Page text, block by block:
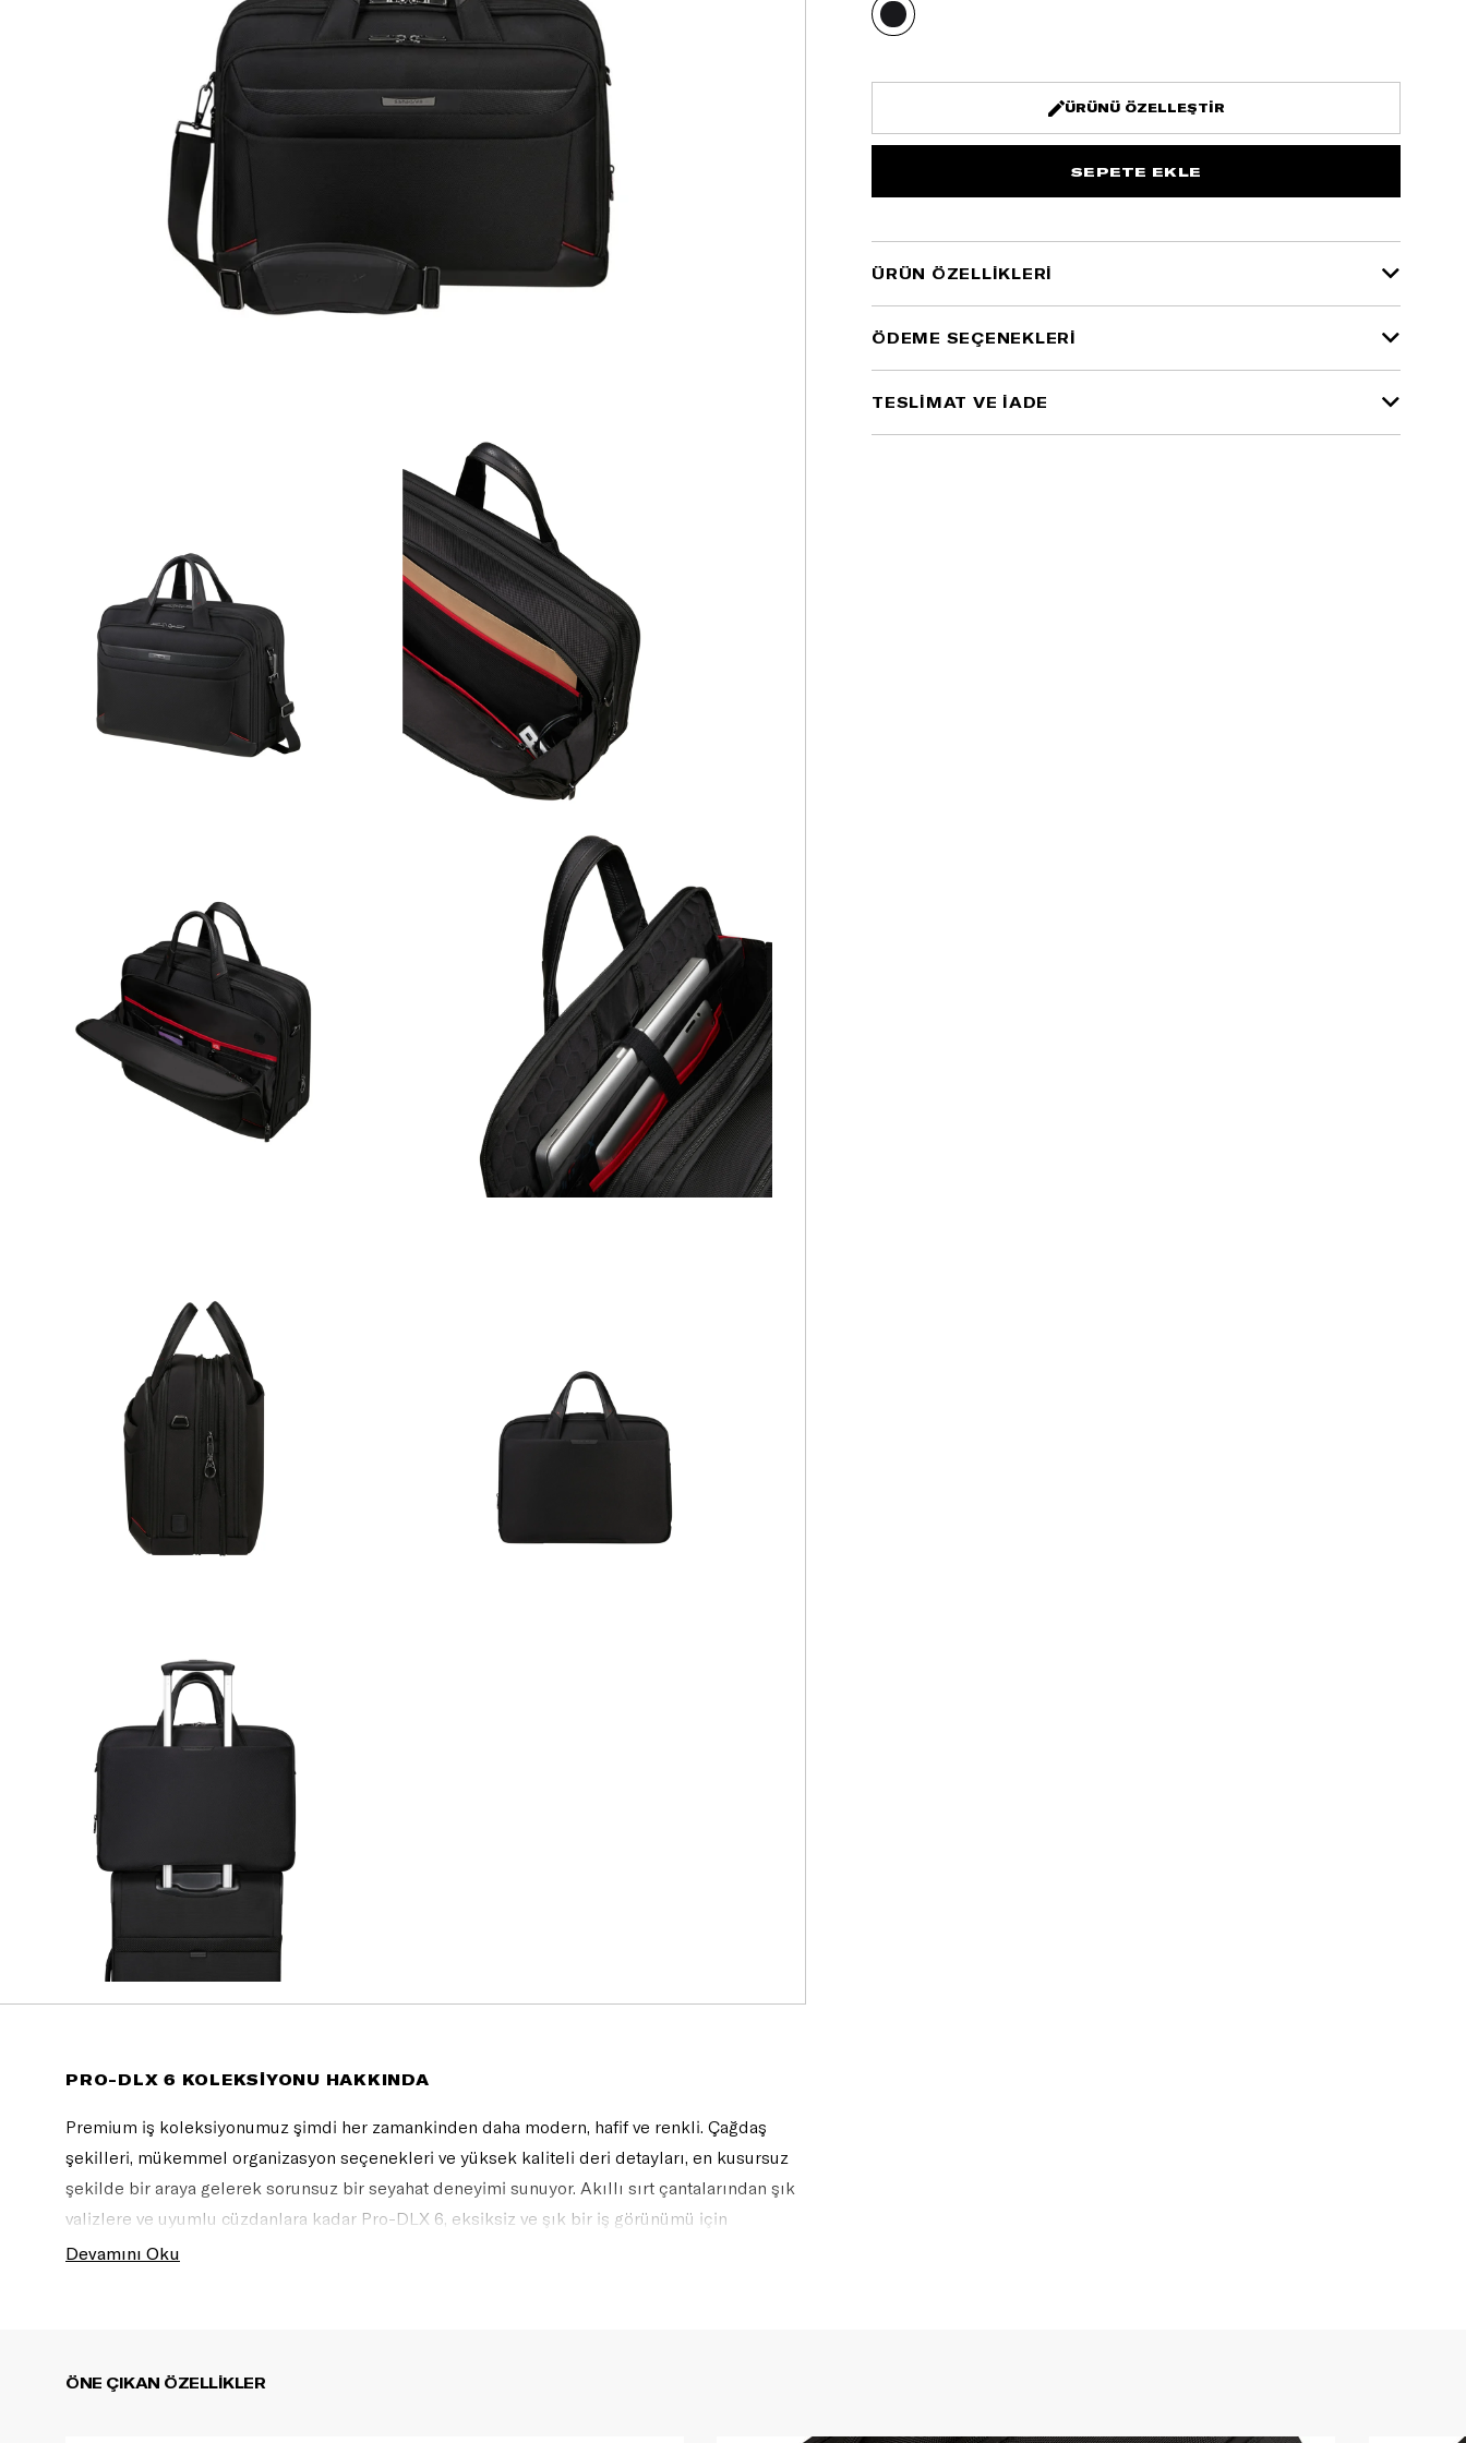
ÜRÜNÜ ÖZELLEŞTIR
ÜRÜN ÖZELLIKLERI
ÖDEME SEÇENEKLERI
TESLİMAT VE İADE
PRO-DLX 6 KOLEKSİYONU HAKKINDA
Premium iş koleksiyonumuz şimdi her zamankinden daha modern, hafif ve renkli. Çağdaş
şekilleri, mükemmel organizasyon seçenekleri ve yüksek kaliteli deri detayları, en kusursuz
şekilde bir araya gelerek sorunsuz bir seyahat deneyimi sunuyor. Akıllı sırt çantalarından şık
valizlere ve uyumlu cüzdanlara kadar Pro-DLX 6, eksiksiz ve şık bir iş görünümü için
vazgeçilmeziniz olacak.
Devamını Oku
ÖNE ÇIKAN ÖZELLİKLER